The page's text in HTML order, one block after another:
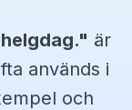
" är
används i
och